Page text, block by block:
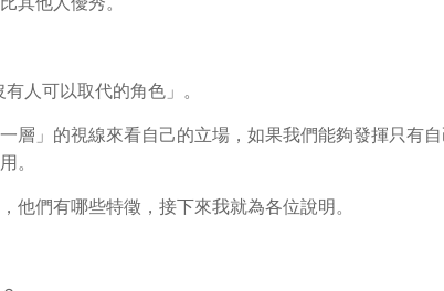
人可以取代的角色」。
層」的視線來看自己的立場，如果我們能夠發揮只有
。
他們有哪些特徵，接下來我就為各位說明。